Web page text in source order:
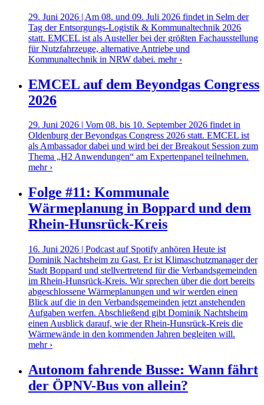
29. Juni 2026 | Am 08. und 09. Juli 2026 findet in Selm der
Tag der Entsorgungs-Logistik & Kommunaltechnik 2026
statt. EMCEL ist als Austeller bei der größten Fachausstellung
für Nutzfahrzeuge, alternative Antriebe und
Kommunaltechnik in NRW dabei. mehr ›
EMCEL auf dem Beyondgas Congress
2026
29. Juni 2026 | Vom 08. bis 10. September 2026 findet in
Oldenburg der Beyondgas Congress 2026 statt. EMCEL ist
als Ambassador dabei und wird bei der Breakout Session zum
Thema „H2 Anwendungen“ am Expertenpanel teilnehmen.
mehr ›
Folge #11: Kommunale
Wärmeplanung in Boppard und dem
Rhein-Hunsrück-Kreis
16. Juni 2026 | Podcast auf Spotify anhören Heute ist
Dominik Nachtsheim zu Gast. Er ist Klimaschutzmanager der
Stadt Boppard und stellvertretend für die Verbandsgemeinden
im Rhein-Hunsrück-Kreis. Wir sprechen über die dort bereits
abgeschlossene Wärmeplanungen und wir werden einen
Blick auf die in den Verbandsgemeinden jetzt anstehenden
Aufgaben werfen. Abschließend gibt Dominik Nachtsheim
einen Ausblick darauf, wie der Rhein-Hunsrück-Kreis die
Wärmewände in den kommenden Jahren begleiten will.
mehr ›
Autonom fahrende Busse: Wann fährt
der ÖPNV-Bus von allein?